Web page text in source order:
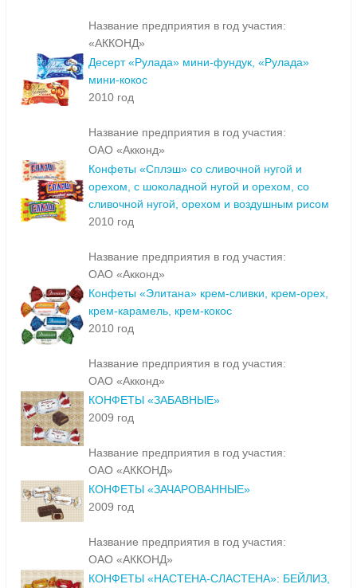
Название предприятия в год участия:
«АККОНД»
Десерт «Рулада» мини-фундук, «Рулада»
мини-кокос
2010 год
Название предприятия в год участия:
ОАО «Акконд»
Конфеты «Сплэш» со сливочной нугой и
орехом, с шоколадной нугой и орехом, со
сливочной нугой, орехом и воздушным рисом
2010 год
Название предприятия в год участия:
ОАО «Акконд»
Конфеты «Элитана» крем-сливки, крем-орех,
крем-карамель, крем-кокос
2010 год
Название предприятия в год участия:
ОАО «Акконд»
КОНФЕТЫ «ЗАБАВНЫЕ»
2009 год
Название предприятия в год участия:
ОАО «АККОНД»
КОНФЕТЫ «ЗАЧАРОВАННЫЕ»
2009 год
Название предприятия в год участия:
ОАО «АККОНД»
КОНФЕТЫ «НАСТЕНА-СЛАСТЕНА»: БЕЙЛИЗ,